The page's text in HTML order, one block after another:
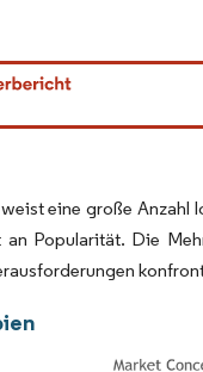
4.0.
eine große Anzahl
Popularität. Die